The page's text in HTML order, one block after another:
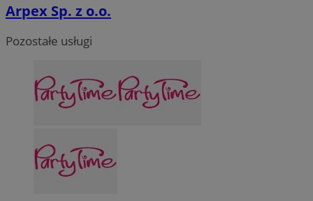
Arpex Sp. z o.o.
Pozostałe usługi